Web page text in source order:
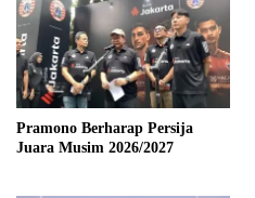
Pramono Berharap Persija
Juara Musim 2026/2027